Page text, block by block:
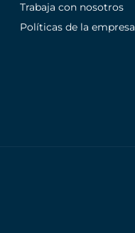
Trabaja con nosotros
Políticas de la empresa